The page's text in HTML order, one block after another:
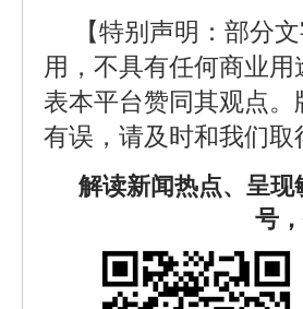
【特别声明：部分
用，不具有任何商业
表本平台赞同其观点
有误，请及时和我们
解读新闻热点、呈
号